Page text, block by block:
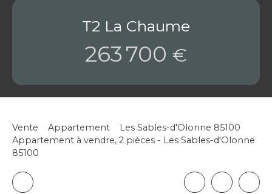
T2 La Chaume
263 700 €
Vente Appartement
Les Sables-d'Olonne 85100
Appartement à vendre, 2 pièces - Les Sables-d'Olonne
85100